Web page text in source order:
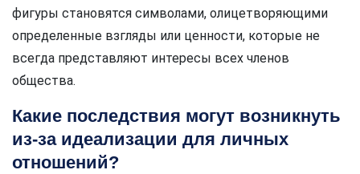
фигуры становятся символами, олицетворяющими
определенные взгляды или ценности, которые не
всегда представляют интересы всех членов
общества.
Какие последствия могут возникнуть
из-за идеализации для личных
отношений?